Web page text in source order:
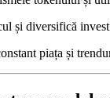
și diversifică
piața și